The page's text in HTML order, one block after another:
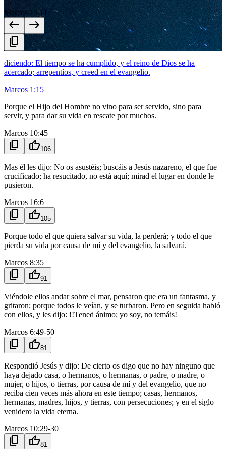
Marcos 13:11
west
east
content_copy
diciendo: El tiempo se ha cumplido, y el reino de Dios se ha
acercado; arrepentíos, y creed en el evangelio.
Marcos 1:15
Porque el Hijo del Hombre no vino para ser servido, sino para
servir, y para dar su vida en rescate por muchos.
Marcos 10:45
content_copy thumb_up106
Mas él les dijo: No os asustéis; buscáis a Jesús nazareno, el que fue
crucificado; ha resucitado, no está aquí; mirad el lugar en donde le
pusieron.
Marcos 16:6
content_copy thumb_up105
Porque todo el que quiera salvar su vida, la perderá; y todo el que
pierda su vida por causa de mí y del evangelio, la salvará.
Marcos 8:35
content_copy thumb_up91
Viéndole ellos andar sobre el mar, pensaron que era un fantasma, y
gritaron; porque todos le veían, y se turbaron. Pero en seguida habló
con ellos, y les dijo: !!Tened ánimo; yo soy, no temáis!
Marcos 6:49-50
content_copy thumb_up81
Respondió Jesús y dijo: De cierto os digo que no hay ninguno que
haya dejado casa, o hermanos, o hermanas, o padre, o madre, o
mujer, o hijos, o tierras, por causa de mí y del evangelio, que no
reciba cien veces más ahora en este tiempo; casas, hermanos,
hermanas, madres, hijos, y tierras, con persecuciones; y en el siglo
venidero la vida eterna.
Marcos 10:29-30
content_copy thumb_up81